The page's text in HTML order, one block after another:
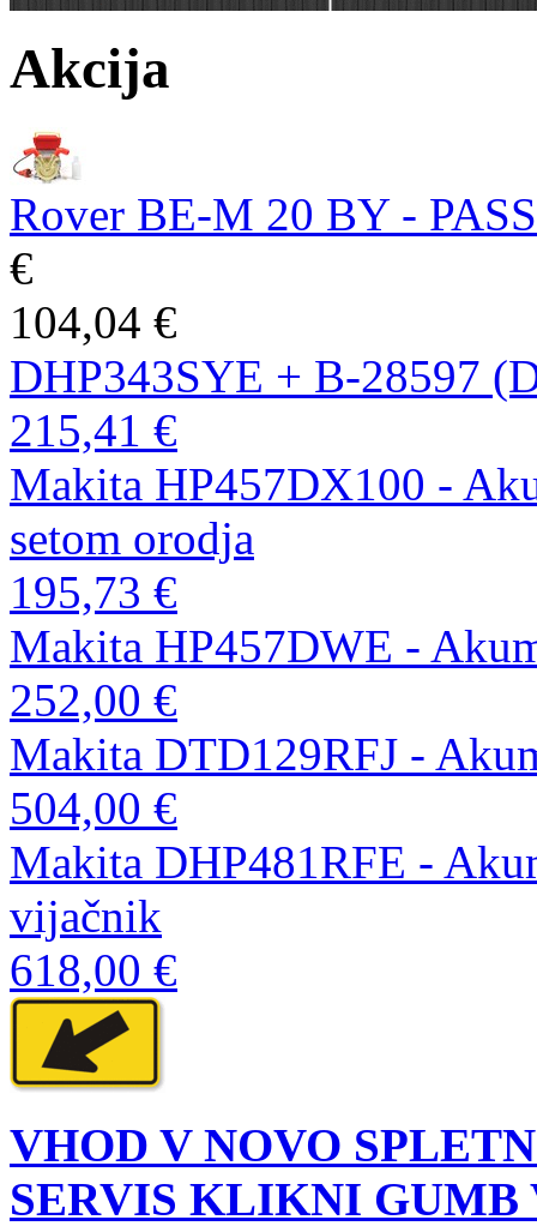
Akcija
Rover BE-M 20 BY -
€
104,04 €
DHP343SYE + B-28597
215,41 €
Makita HP457DX100 -
setom orodja
195,73 €
Makita HP457DWE -
252,00 €
Makita DTD129RFJ -
504,00 €
Makita DHP481RFE -
vijačnik
618,00 €
VHOD V NOVO
SERVIS KLIKNI GUMB